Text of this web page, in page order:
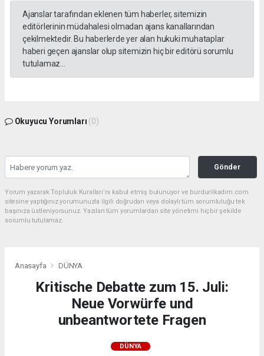
Ajanslar tarafından eklenen tüm haberler, sitemizin
editörlerinin müdahalesi olmadan ajans kanallarından
çekilmektedir. Bu haberlerde yer alan hukuki muhataplar
haberi geçen ajanslar olup sitemizin hiç bir editörü sorumlu
tutulamaz...
Okuyucu Yorumları (0)
Gönder
Yorum yazarak Topluluk Kuralları’nı kabul etmiş bulunuyor ve burdurilkadim.com
sitesine yaptığınız yorumunuzla ilgili doğrudan veya dolaylı tüm sorumluluğu tek
başınıza üstleniyorsunuz. Yazılan tüm yorumlardan site yönetimi hiçbir şekilde
sorumlu tutulamaz.
Anasayfa DÜNYA
Kritische Debatte zum 15. Juli:
Neue Vorwürfe und
unbeantwortete Fragen
DÜNYA